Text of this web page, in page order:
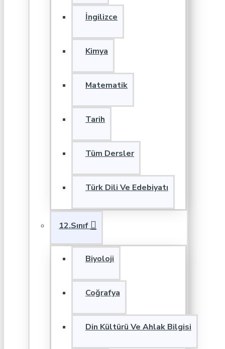
İngilizce
Kimya
Matematik
Tarih
Tüm Dersler
Türk Dili Ve Edebiyatı
12.Sınıf
Biyoloji
Coğrafya
Din Kültürü Ve Ahlak Bilgisi